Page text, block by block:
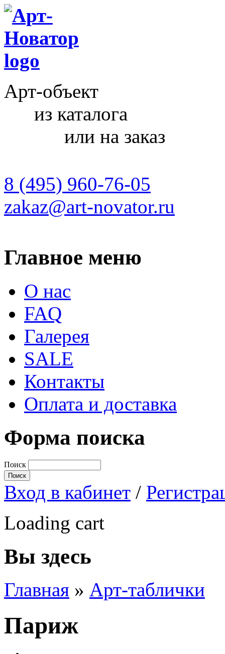
Арт-объект
из каталога
или на заказ
8 (495) 960-76-05
zakaz@art-novator.ru
Главное меню
О нас
FAQ
Галерея
SALE
Контакты
Оплата и доставка
Форма поиска
Поиск
Вход в кабинет /
Loading cart
Вы здесь
Главная » Арт-таблички
Париж